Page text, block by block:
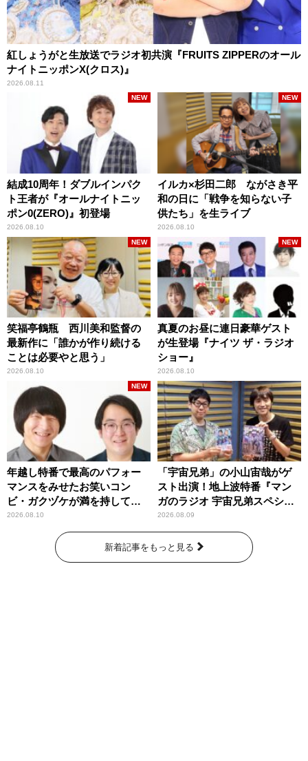
紅しょうがと生放送でラジオ初共演『FRUITS ZIPPERのオール
ナイトニッポンX(クロス)』
2026.08.11
結成10周年！ダブルインパク
ト王者が『オールナイトニッ
ポン0(ZERO)』初登場
2026.08.10
NEW
イルカ×杉田二郎 ながさき平
和の日に「戦争を知らない子
供たち」を生ライブ
2026.08.10
NEW
笑福亭鶴瓶 西川美和監督の
最新作に「誰かが作り続ける
ことは必要やと思う」
2026.08.10
NEW
真夏のお昼に連日豪華ゲスト
が生登場『ナイツ ザ・ラジオ
ショー』
2026.08.10
NEW
年越し特番で最高のパフォー
マンスをみせたお笑いコン
ビ・ガクヅケが満を持して
『オールナイトニッポン
0(ZERO)』に登場！
2026.08.10
NEW
「宇宙兄弟」の小山宙哉がゲ
スト出演！地上波特番『マン
ガのラジオ 宇宙兄弟スペシャ
ル 』
2026.08.09
新着記事をもっと見る